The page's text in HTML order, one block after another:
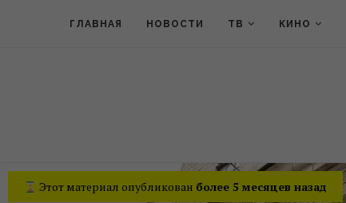
ГЛАВНАЯ НОВОСТИ ТВ КИНО
Этот материал опубликован более 5 месяцев назад